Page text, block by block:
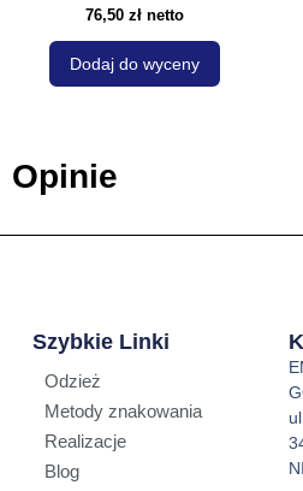
76,50 zł netto
Dodaj do wyceny
Opinie
Szybkie Linki
Odzież
Metody znakowania
Realizacje
Blog